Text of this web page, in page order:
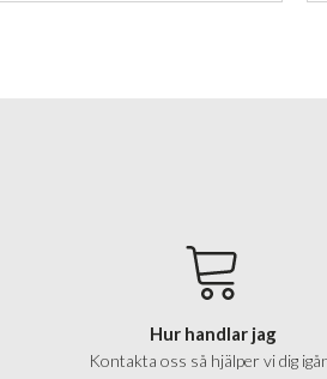
Hur handlar jag
Kontakta oss så hjälper vi dig